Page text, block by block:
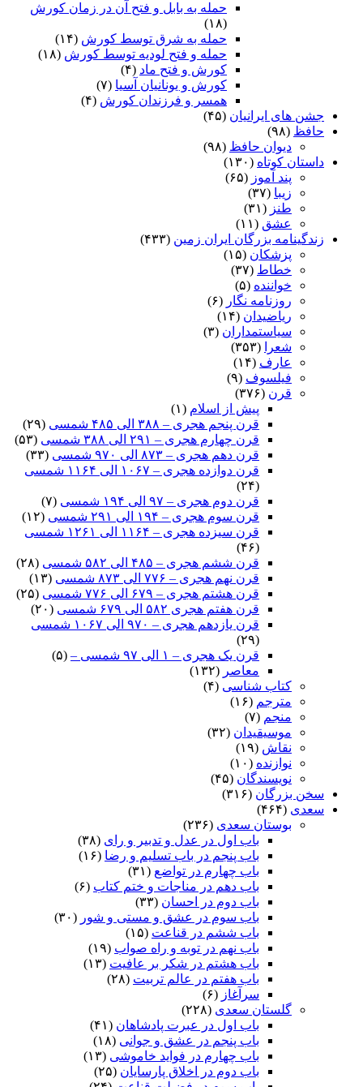
حمله به بابل و فتح آن در زمان کورش
(۱۸)
حمله به شرق توسط کورش (۱۴)
حمله و فتح لودیه توسط کورش (۱۸)
کورش و فتح ماد (۴)
کورش و یونانیان آسیا (۷)
همسر و فرزندان کورش (۴)
جشن های ایرانیان (۴۵)
حافظ (۹۸)
دیوان حافظ (۹۸)
داستان کوتاه (۱۳۰)
پند آموز (۶۵)
زیبا (۳۷)
طنز (۳۱)
عشق (۱۱)
زندگینامه بزرگان ایران زمین (۴۳۳)
پزشکان (۱۵)
خطاط (۳۷)
خواننده (۵)
روزنامه نگار (۶)
ریاضیدان (۱۴)
سیاستمداران (۳)
شعرا
(۳۵۳)
عارف (۱۴)
فیلسوف (۹)
قرن (۳۷۶)
پیش از اسلام (۱)
قرن پنجم هجری – ۳۸۸ الی ۴۸۵ شمسی
(۲۹)
قرن چهارم هجری – ۲۹۱ الی ۳۸۸ شمسی
(۵۳)
قرن دهم هجری – ۸۷۳ الی ۹۷۰ شمسی
(۳۳)
قرن دوازده هجری – ۱۰۶۷ الی ۱۱۶۴ شمسی
(۲۴)
قرن دوم هجری – ۹۷ الی ۱۹۴ شمسی
(۷)
قرن سوم هجری – ۱۹۴ الی ۲۹۱ شمسی
(۱۲)
قرن سیزده هجری – ۱۱۶۴ الی ۱۲۶۱ شمسی
(۴۶)
قرن ششم هجری – ۴۸۵ الی ۵۸۲ شمسی
(۲۸)
قرن نهم هجری – ۷۷۶ الی ۸۷۳ شمسی
(۱۳)
قرن هشتم هجری – ۶۷۹ الی ۷۷۶ شمسی
(۲۵)
قرن هفتم هجری ۵۸۲ الی ۶۷۹ شمسی
(۲۰)
قرن یازدهم هجری – ۹۷۰ الی ۱۰۶۷ شمسی
(۲۹)
قرن یک هجری – ۱ الی ۹۷ شمسی –
(۵)
معاصر (۱۳۲)
کتاب شناسی (۴)
مترجم (۱۶)
منجم (۷)
موسیقیدان (۳۲)
نقاش (۱۹)
نوازنده (۱۰)
نویسندگان (۴۵)
سخن بزرگان (۳۱۶)
سعدی (۴۶۴)
بوستان سعدی (۲۳۶)
باب اول در عدل و تدبیر و رای (۳۸)
باب پنجم در باب تسلیم و رضا (۱۶)
باب چهارم در تواضع (۳۱)
باب دهم در مناجات و ختم کتاب (۶)
باب دوم در احسان (۳۳)
باب سوم در عشق و مستی و شور (۳۰)
باب ششم در قناعت (۱۵)
باب نهم در توبه و راه صواب (۱۹)
باب هشتم در شکر بر عافیت (۱۳)
باب هفتم در عالم تربیت (۲۸)
سرآغاز (۶)
گلستان سعدی (۲۲۸)
باب اول در عبرت پادشاهان (۴۱)
باب پنجم در عشق و جوانى (۱۸)
باب چهارم در فواید خاموشى (۱۳)
باب دوم در اخلاق پارسایان (۲۵)